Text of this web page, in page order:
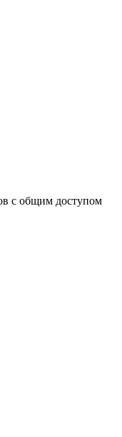
с общим доступом